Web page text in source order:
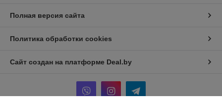
Полная версия сайта
Политика обработки cookies
Сайт создан на платформе Deal.by